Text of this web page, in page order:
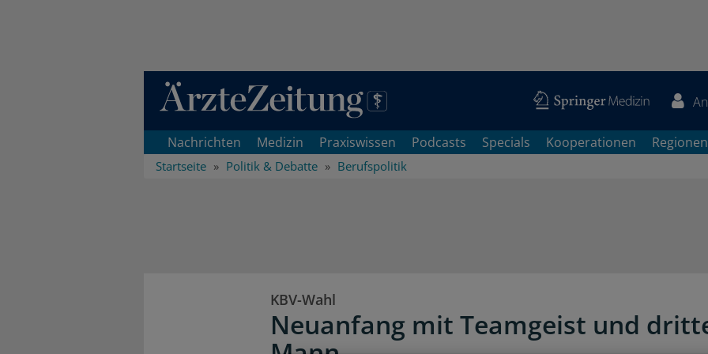
Direkt zum Inhaltsbereich
Nachrichten Medizin Praxiswissen Podcasts Specials Kooperationen Regionen
Startseite Politik & Debatte Berufspolitik
KBV-Wahl
Neuanfang mit Teamgeist und